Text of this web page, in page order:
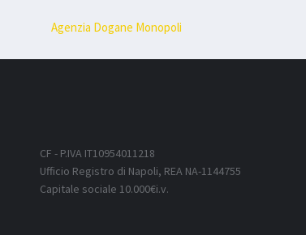
Agenzia Dogane Monopoli
CF - P.IVA IT10954011218
Ufficio Registro di Napoli, REA NA-1144755
Capitale sociale 10.000€i.v.